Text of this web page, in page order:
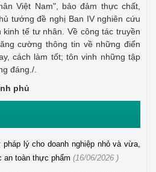
Việt Nam", bảo đảm thực chất,
tướng đề nghị Ban IV nghiên cứu
tế tư nhân. Về công tác truyền
cường thông tin về những điển
cách làm tốt; tôn vinh những tập
đáng./.
phủ
lý cho doanh nghiệp nhỏ và vừa,
an toàn thực phẩm (16/06/2026 )